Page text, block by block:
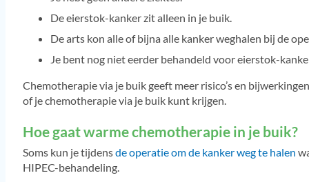
De eierstok-kanker zit alleen in je buik.
De arts kon alle of bijna alle kanker weghalen bij de
Je bent nog niet eerder behandeld voor eierstok-
Chemotherapie via je buik geeft meer risico’s en
of je chemotherapie via je buik kunt krijgen.
Hoe gaat warme chemotherapie in je buik?
Soms kun je tijdensde operatie om de kanker weg te halen
HIPEC-behandeling.